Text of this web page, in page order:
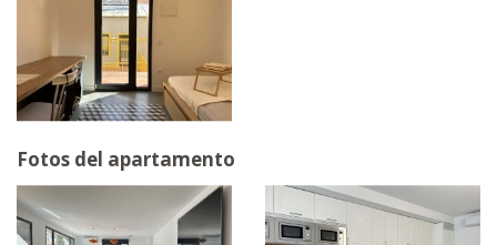
Fotos del apartamento